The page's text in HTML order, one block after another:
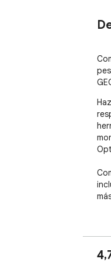
👉